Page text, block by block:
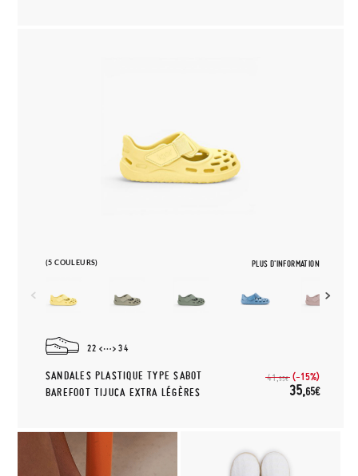
(5 COULEURS) PLUS D'INFORMATION
22 34
SANDALES PLASTIQUE TYPE SABOT
BAREFOOT TIJUCA EXTRA LÉGÈRES
41,95€ (-15%)
35,65€